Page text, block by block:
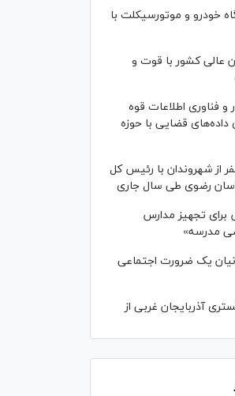
۱۷۹ دستگاه خودرو و موتورسیکلت با
عالی کشور با قوت و
و فناوری اطلاعات قوه
داده‌های قضایی با حوزه
۶ هزار و ۷۶۰ نفر از شهروندان با رئیس کل
رضوی طی سال جاری
برای تجهیز مدارس
مدرسه»
یک ضرورت اجتماعی
آذربایجان غربی از